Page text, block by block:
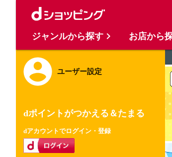
ユーザー設定
dポイントがつかえる＆たまる
dアカウントでログイン・登録
ジャンルから探す お店から